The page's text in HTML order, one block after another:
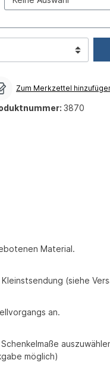
Zum Merkzettel
3870
Material.
(siehe
an.
möglich)